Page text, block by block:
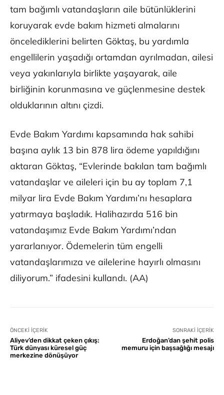
tam bağımlı vatandaşların aile bütünlüklerini
koruyarak evde bakım hizmeti almalarını
öncelediklerini belirten Göktaş, bu yardımla
engellilerin yaşadığı ortamdan ayrılmadan, ailesi
veya yakınlarıyla birlikte yaşayarak, aile
birliğinin korunmasına ve güçlenmesine destek
olduklarının altını çizdi.
Evde Bakım Yardımı kapsamında hak sahibi
başına aylık 13 bin 878 lira ödeme yapıldığını
aktaran Göktaş, “Evlerinde bakılan tam bağımlı
vatandaşlar ve aileleri için bu ay toplam 7,1
milyar lira Evde Bakım Yardımı’nı hesaplara
yatırmaya başladık. Halihazırda 516 bin
vatandaşımız Evde Bakım Yardımı’ndan
yararlanıyor. Ödemelerin tüm engelli
vatandaşlarımıza ve ailelerine hayırlı olmasını
diliyorum.” ifadesini kullandı. (AA)
ÖNCEKI İÇERIK
Aliyev’den dikkat çeken çıkış:
Türk dünyası küresel güç
merkezine dönüşüyor
SONRAKI İÇERIK
Erdoğan’dan şehit polis
memuru için başsağlığı mesajı